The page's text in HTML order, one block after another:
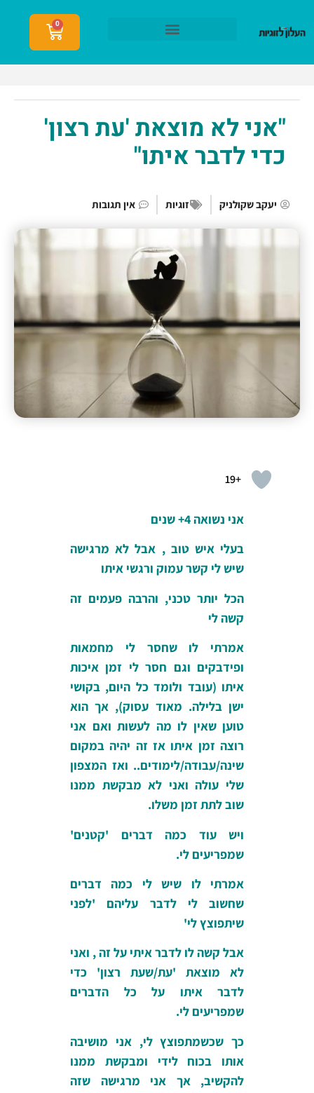
0
"אני לא מוצאת 'עת רצון'
כדי לדבר איתו"
יעקב שקולניק זוגיות אין תגובות
+19
אני נשואה 4+ שנים
בעלי איש טוב , אבל לא מרגישה
שיש לי קשר עמוק ורגשי איתו
הכל יותר טכני, והרבה פעמים זה
קשה לי
אמרתי לו שחסר לי מחמאות
ופידבקים וגם חסר לי זמן איכות
איתו (עובד ולומד כל היום, בקושי
ישן בלילה. מאוד עסוק), אך הוא
טוען שאין לו מה לעשות ואם אני
רוצה זמן איתו אז זה יהיה במקום
שינה/עבודה/לימודים.. ואז המצפון
שלי עולה ואני לא מבקשת ממנו
שוב לתת זמן משלו.
ויש עוד כמה דברים 'קטנים'
שמפריעים לי.
אמרתי לו שיש לי כמה דברים
שחשוב לי לדבר עליהם 'לפני
שיתפוצץ לי'
אבל קשה לו לדבר איתי על זה , ואני
לא מוצאת 'עת/שעת רצון' כדי
לדבר איתו על כל הדברים
שמפריעים לי.
כך שכשמתפוצץ לי, אני מושיבה
אותו בכוח לידי ומבקשת ממנו
להקשיב, אך אני מרגישה שזה